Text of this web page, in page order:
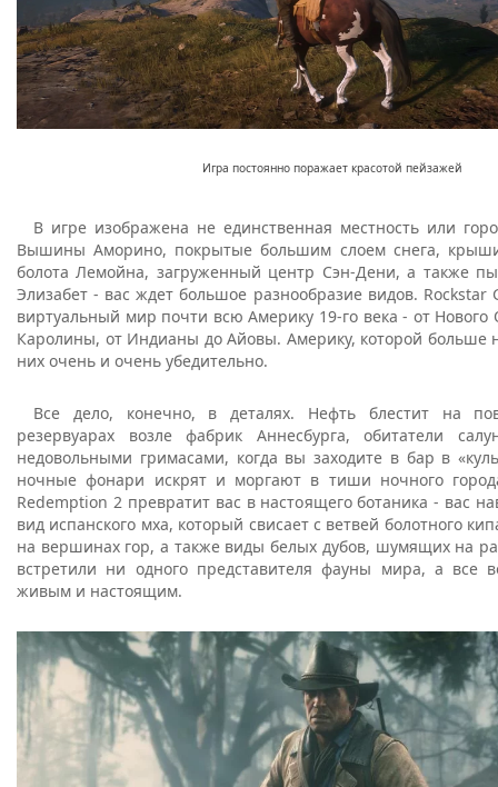
Игра постоянно поражает красотой пейзажей
В игре изображена не единственная местность или
Вышины Аморино, покрытые большим слоем снега, крыши
болота Лемойна, загруженный центр Сэн-Дени, а также
Элизабет - вас ждет большое разнообразие видов. Rockstar
виртуальный мир почти всю Америку 19-го века - от
Каролины, от Индианы до Айовы. Америку, которой больше
них очень и очень убедительно.
Все дело, конечно, в деталях. Нефть блестит на
резервуарах возле фабрик Аннесбурга, обитатели
недовольными гримасами, когда вы заходите в бар в
ночные фонари искрят и моргают в тиши ночного
Redemption 2 превратит вас в настоящего ботаника - вас
вид испанского мха, который свисает с ветвей болотного
на вершинах гор, а также виды белых дубов, шумящих на
встретили ни одного представителя фауны мира, а все
живым и настоящим.